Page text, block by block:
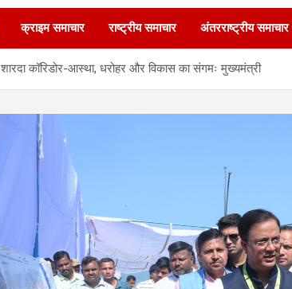
क्राइम समाचार राष्ट्रीय समाचार अंतरराष्ट्रीय समाचार
शारदा कॉरिडोर-आस्था, धरोहर और विकास का संगमः मुख्यमंत्री